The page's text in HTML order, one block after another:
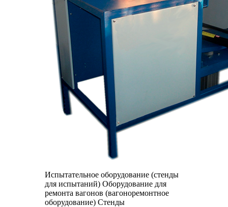
Испытательное оборудование (стенды
для испытаний) Оборудование для
ремонта вагонов (вагоноремонтное
оборудование) Стенды